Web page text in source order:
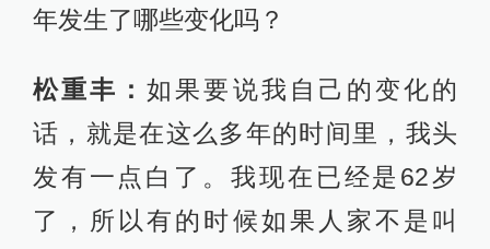
年发生了哪些变化吗？
松重丰：如果要说我自己的变化的
话，就是在这么多年的时间里，我头
发有一点白了。我现在已经是62岁
了，所以有的时候如果人家不是叫